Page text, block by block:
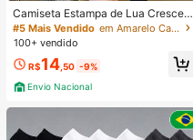
Camiseta Estampa de Lua Crescent
e e Estrelas ao Redor Confortável e
Respirável, Roupas de Verão Femini
#5 Mais Vendido
em Amarelo Camisetas básicas casuais
100+ vendido
R$14 ,50 -9%
Envio Nacional